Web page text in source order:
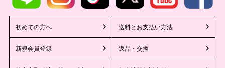
初めての方へ 送料とお支払い方法
新規会員登録 返品・交換